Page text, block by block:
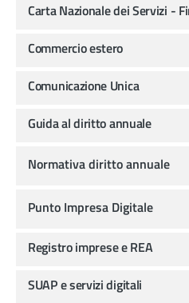
Carta Nazionale dei Servizi -
Commercio estero
Comunicazione Unica
Guida al diritto annuale
Normativa diritto annuale
Punto Impresa Digitale
Registro imprese e REA
SUAP e servizi digitali